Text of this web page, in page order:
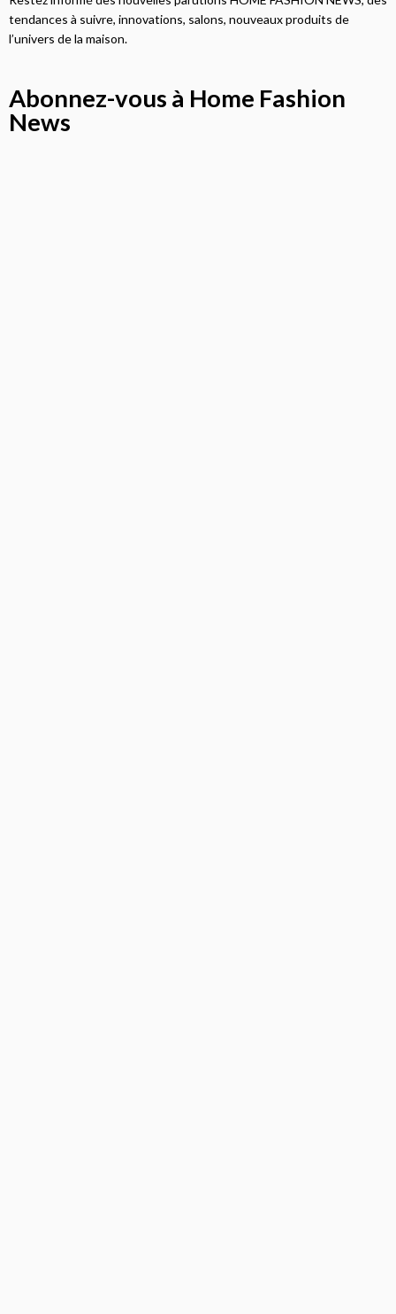
tendances à suivre, innovations, salons, nouveaux produits de
l’univers de la maison.
Abonnez-vous à Home Fashion
News